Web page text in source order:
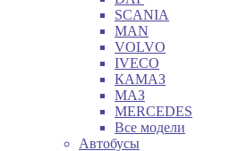
SCANIA
MAN
VOLVO
IVECO
КАМАЗ
МАЗ
MERCEDES
Все модели
Автобусы